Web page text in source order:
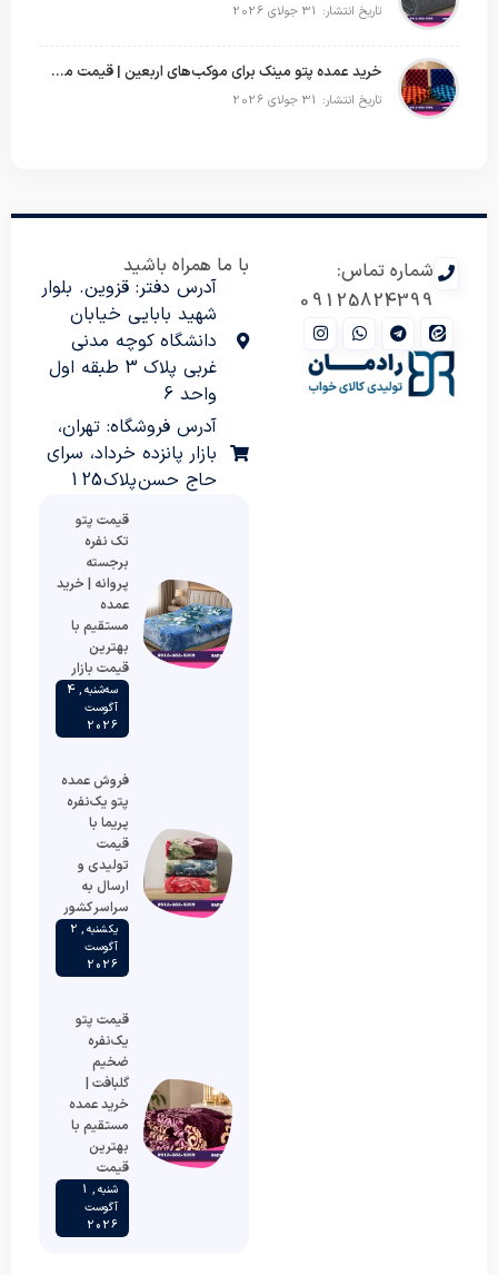
تاریخ انتشار: 31 جولای 2026
خرید عمده پتو مینک برای موکب‌های اربعین | قیمت مناسب و ارسال سریع
تاریخ انتشار: 31 جولای 2026
شماره تماس:
09125824399
با ما همراه باشید
آدرس دفتر: قزوین. بلوار
شهید بابایی خیابان
دانشگاه کوچه مدنی
غربی پلاک 3 طبقه اول
واحد 6
آدرس فروشگاه: تهران،
بازار پانزده خرداد، سرای
حاج حسن پلاک 125
قیمت پتو
تک نفره
برجسته
پروانه | خرید
عمده
مستقیم با
بهترین
قیمت بازار
سه‌شنبه , 4
آگوست
2026
فروش عمده
پتو یک‌نفره
پریما با
قیمت
تولیدی و
ارسال به
سراسر کشور
یکشنبه , 2
آگوست
2026
قیمت پتو
یک‌نفره
ضخیم
گلبافت |
خرید عمده
مستقیم با
بهترین
قیمت
شنبه , 1
آگوست
2026